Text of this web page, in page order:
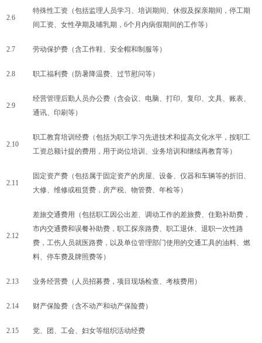
2.6
特殊性工资（包括监理人员学习、培训期间、休假及探亲期间，停工期
间工资、女性孕期及哺乳期， 6个月内病假期间的工作等）
2.7 劳动保护费（含工作鞋、安全帽和制服等）
2.8 职工福利费（防暑降温费、过节慰问等）
2.9
经营管理后勤人员办公费（含会议、电脑、打印、复印、文具、账表、
通讯、印刷等）
2.10
职工教育培训经费（包括为职工学习先进技术和提高文化水平，按职工
工资总额计提的费用，用于岗位培训、业务培训和继续再教育等）
2.11
固定资产费（包括属于固定资产的房屋、设备、仪器和车辆等的折旧、
大修、维修或租赁费，房产税、物管费、年检等）
2.12
差旅交通费用（包括职工因公出差、调动工作的差旅费、住勤补助费，
市内交通费和误餐补助费，职工探亲路费、职工退休、退职一次性路
费，工伤人员就医路费，以及单位管理部门使用的交通工具的油料、燃
料、停车费及牌照费等）
2.13 业务经营费（人员招募费，项目现场检查、考核费用）
2.14 财产保险费（含不动产和动产保险费）
2.15 党、团、工会、妇女等组织活动经费